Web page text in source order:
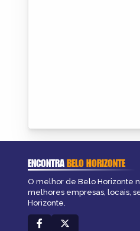
ENCONTRABELO HORIZONTE
O melhor de Belo Horizonte
melhores empresas, locais,
Horizonte.